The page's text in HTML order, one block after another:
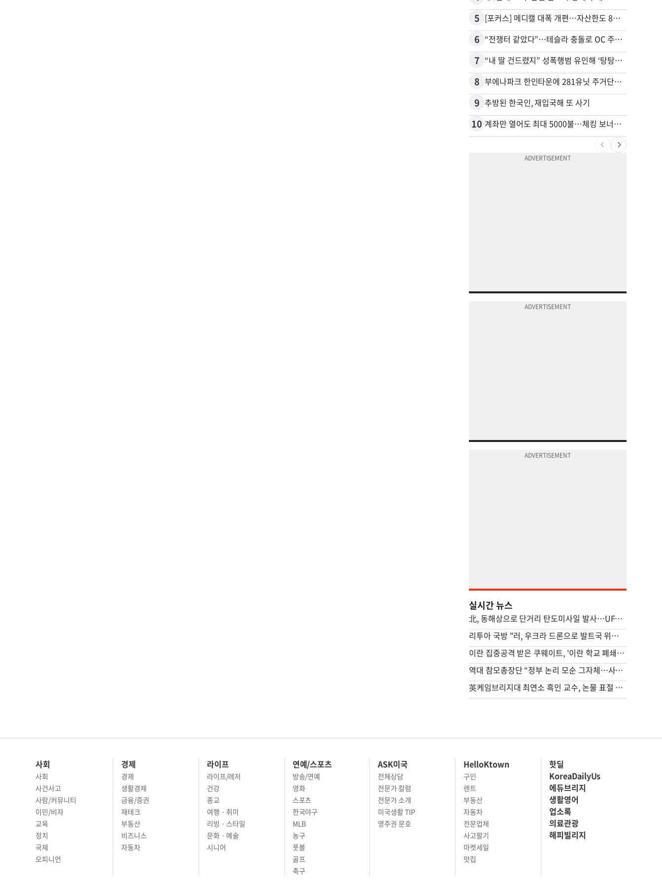
5 [포커스] 메디캘 대폭 개편…자산한도 84% 축소
6 “전쟁터 같았다”…테슬라 충돌로 OC 주택 4채 파손
7 “내 딸 건드렸지” 성폭행범 유인해 ‘탕탕’…아빠의 복수 결말
8 부에나파크 한인타운에 281유닛 주거단지 들어선다
9 추방된 한국인, 재입국해 또 사기
10 계좌만 열어도 최대 5000불…체킹 보너스 무한 경쟁
실시간 뉴스
北, 동해상으로 단거리 탄도미사일 발사…UFS 앞두고 무력시위
리투아 국방 "러, 우크라 드론으로 발트국 위장공격 할수도"
이란 집중공격 받은 쿠웨이트, '이란 학교 폐쇄' 명령
역대 참모총장단 “정부 논리 모순 그자체…사관학교 통합, 재검토해야”
英케임브리지대 최연소 흑인 교수, 논물 표절 의혹에 사임
사회
사회
사건사고
사람/커뮤니티
이민/비자
교육
정치
국제
오피니언
경제
경제
생활경제
금융/증권
재테크
부동산
비즈니스
자동차
라이프
라이프/레저
건강
종교
여행 · 취미
리빙 · 스타일
문화 · 예술
시니어
연예/스포츠
방송/연예
영화
스포츠
한국야구
MLB
농구
풋볼
골프
축구
ASK미국
전체상담
전문가 칼럼
전문가 소개
미국생활 TIP
영주권 문호
HelloKtown
구인
렌트
부동산
자동차
전문업체
사고팔기
마켓세일
맛집
핫딜
KoreaDailyUs
에듀브리지
생활영어
업소록
의료관광
해피빌리지